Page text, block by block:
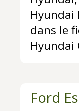
Hyundai
dans le
Hyundai
Ford